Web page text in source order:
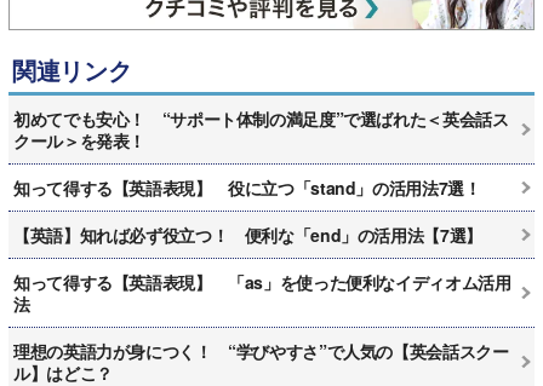
関連リンク
初めてでも安心！ “サポート体制の満足度”で選ばれた＜英会話ス
クール＞を発表！
知って得する【英語表現】 役に立つ「stand」の活用法7選！
【英語】知れば必ず役立つ！ 便利な「end」の活用法【7選】
知って得する【英語表現】 「as」を使った便利なイディオム活用
法
理想の英語力が身につく！ “学びやすさ”で人気の【英会話スクー
ル】はどこ？